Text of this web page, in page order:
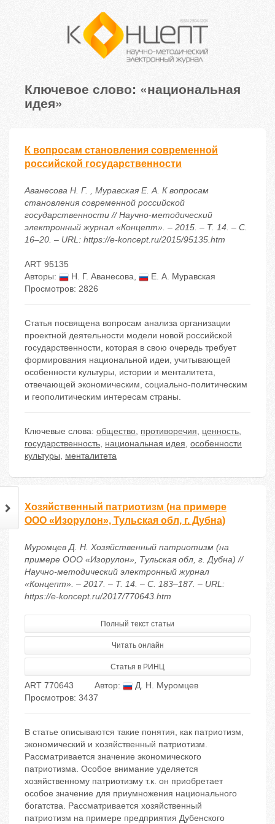
Ключевое слово: «национальная
идея»
К вопросам становления современной
российской государственности
Аванесова Н. Г. , Муравская Е. А. К вопросам
становления современной российской
государственности // Научно-методический
электронный журнал «Концепт». – 2015. – Т. 14. – С.
16–20. – URL: https://e-koncept.ru/2015/95135.htm
ART 95135
Авторы:
Н. Г. Аванесова,
Е. А. Муравская
Просмотров: 2826
Статья посвящена вопросам анализа организации
проектной деятельности модели новой российской
государственности, которая в свою очередь требует
формирования национальной идеи, учитывающей
особенности культуры, истории и менталитета,
отвечающей экономическим, социально-политическим
и геополитическим интересам страны.
Ключевые слова: общество, противоречия, ценность,
государственность, национальная идея, особенности
культуры, менталитета
Хозяйственный патриотизм (на примере
ООО «Изорулон», Тульская обл, г. Дубна)
Муромцев Д. Н. Хозяйственный патриотизм (на
примере ООО «Изорулон», Тульская обл, г. Дубна) //
Научно-методический электронный журнал
«Концепт». – 2017. – Т. 14. – С. 183–187. – URL:
https://e-koncept.ru/2017/770643.htm
Полный текст статьи
Читать онлайн
Статья в РИНЦ
ART 770643 Автор:
Д. Н. Муромцев
Просмотров: 3437
В статье описываются такие понятия, как патриотизм,
экономический и хозяйственный патриотизм.
Рассматривается значение экономического
патриотизма. Особое внимание уделяется
хозяйственному патриотизму т.к. он приобретает
особое значение для приумножения национального
богатства. Рассматривается хозяйственный
патриотизм на примере предприятия Дубенского